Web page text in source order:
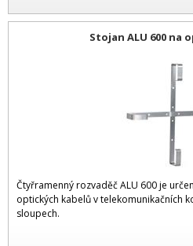
Stojan ALU 600 na
Čtyřramenný rozvaděč ALU 600 je
optických kabelů v telekomunikačních
sloupech.